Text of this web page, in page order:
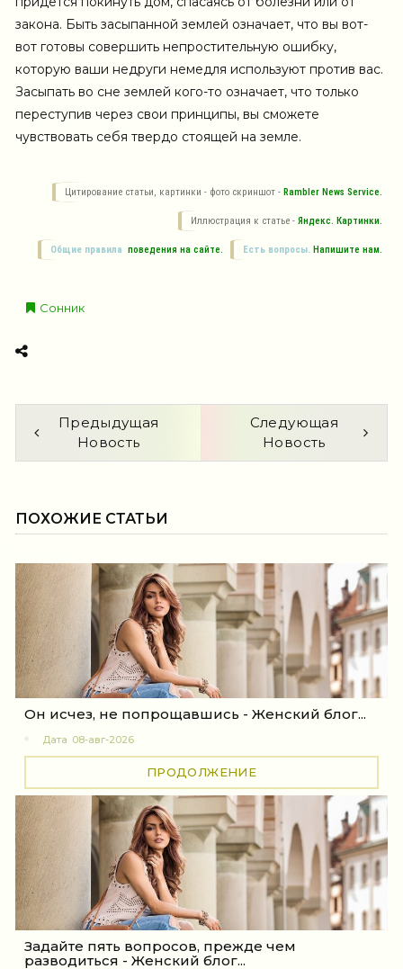
закона. Быть засыпанной землей означает, что вы вот-
вот готовы совершить непростительную ошибку,
которую ваши недруги немедля используют против вас.
Засыпать во сне землей кого-то означает, что только
переступив через свои принципы, вы сможете
чувствовать себя твердо стоящей на земле.
Цитирование статьи, картинки - фото скриншот - Rambler News Service.
Иллюстрация к статье - Яндекс. Картинки.
Есть вопросы. Напишите нам.
Общие правила поведения на сайте.
Сонник
Предыдущая
Новость
Следующая
Новость
ПОХОЖИЕ СТАТЬИ
Он исчез, не попрощавшись - Женский блог...
Дата 08-авг-2026
ПРОДОЛЖЕНИЕ
Задайте пять вопросов, прежде чем
разводиться - Женский блог...